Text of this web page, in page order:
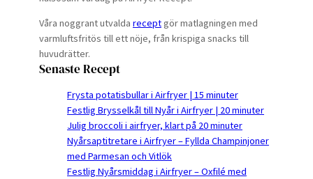
Våra noggrant utvalda receptgör matlagningen med
varmluftsfritös till ett nöje, från krispiga snacks till
huvudrätter.
Senaste Recept
Frysta potatisbullar i Airfryer | 15 minuter
Festlig Brysselkål till Nyår i Airfryer | 20 minuter
Julig broccoli i airfryer, klart på 20 minuter
Nyårsaptitretare i Airfryer – Fyllda Champinjoner
med Parmesan och Vitlök
Festlig Nyårsmiddag i Airfryer – Oxfilé med